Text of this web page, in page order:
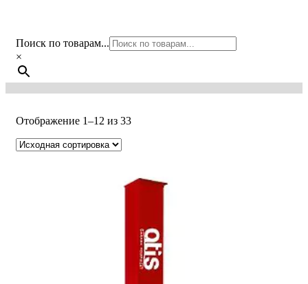
Поиск по товарам...
×
Отображение 1–12 из 33